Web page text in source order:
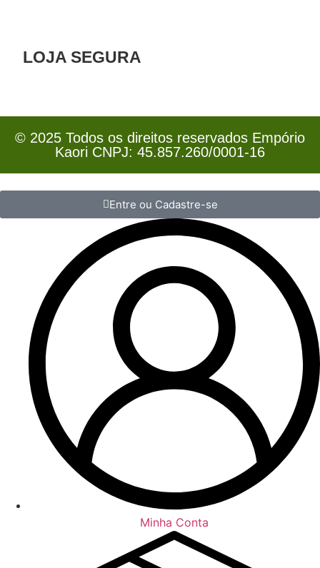
LOJA SEGURA
© 2025 Todos os direitos reservados Empório
Kaori CNPJ: 45.857.260/0001-16
Entre ou Cadastre-se
Minha Conta